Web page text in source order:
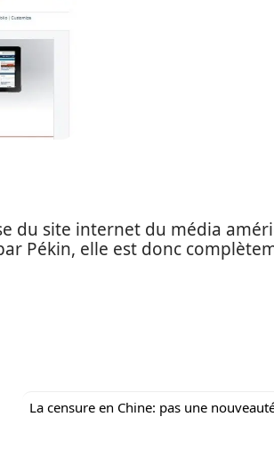
du site internet du média
Pékin, elle est donc
La censure en Chine: pas une